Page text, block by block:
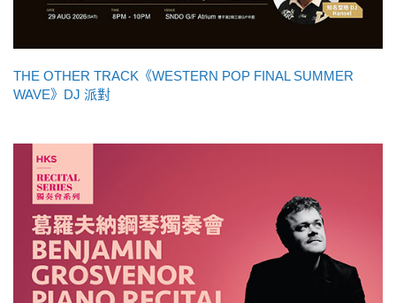
THE OTHER TRACK《WESTERN POP FINAL SUMMER
WAVE》DJ 派對